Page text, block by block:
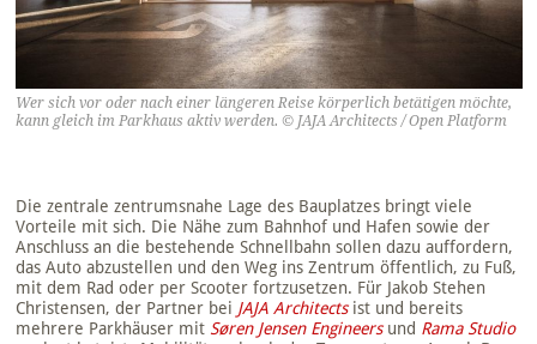
Wer sich vor oder nach einer längeren Reise körperlich betätigen möchte,
kann gleich im Parkhaus aktiv werden. © JAJA Architects / Open Platform
Die zentrale zentrumsnahe Lage des Bauplatzes bringt viele
Vorteile mit sich. Die Nähe zum Bahnhof und Hafen sowie der
Anschluss an die bestehende Schnellbahn sollen dazu auffordern,
das Auto abzustellen und den Weg ins Zentrum öffentlich, zu Fuß,
mit dem Rad oder per Scooter fortzusetzen. Für Jakob Stehen
Christensen, der Partner bei JAJA Architectsist und bereits
mehrere Parkhäuser mit Søren Jensen Engineersund Rama Studio